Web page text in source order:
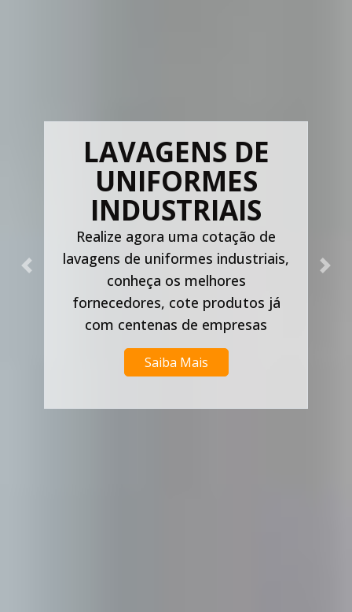
LAVAGENS DE
UNIFORMES
INDUSTRIAIS
Realize agora uma cotação de
lavagens de uniformes industriais,
conheça os melhores
fornecedores, cote produtos já
com centenas de empresas
Saiba Mais
Previous Next